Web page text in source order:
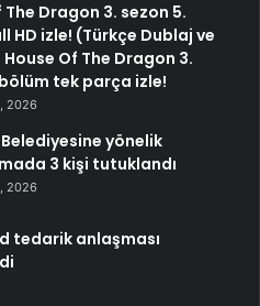
The Dragon 3. sezon 5.
HD izle! (Türkçe Dublaj ve
House Of The Dragon 3.
tek parça izle!
2026
yönelik
3 kişi tutuklandı
2026
tedarik anlaşması